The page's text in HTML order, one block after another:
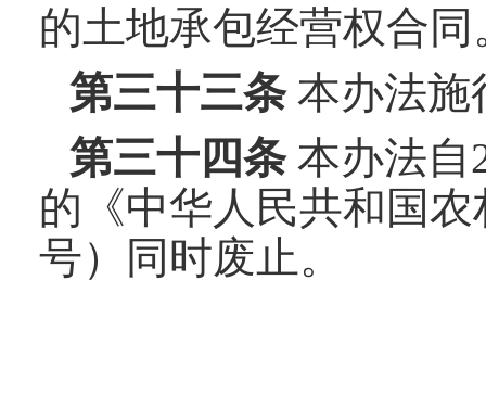
的土地承包经营权合同
第三十三条本办法施
第三十 四条本办法自
的《中华人民共和国
号）同时废止。